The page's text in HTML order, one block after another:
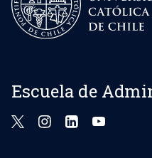
Escuela de